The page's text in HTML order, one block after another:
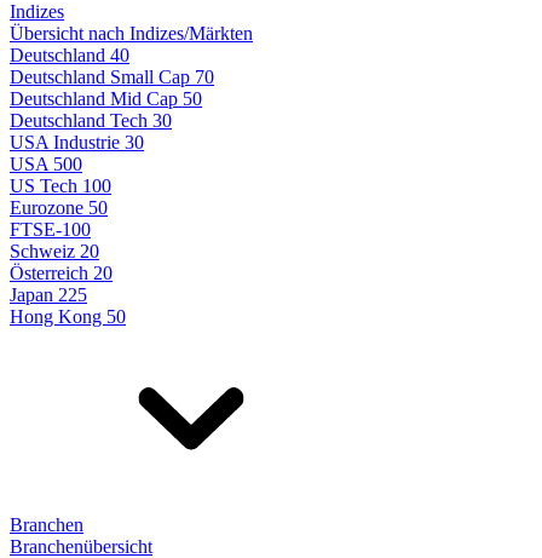
Indizes
Übersicht nach Indizes/Märkten
Deutschland 40
Deutschland Small Cap 70
Deutschland Mid Cap 50
Deutschland Tech 30
USA Industrie 30
USA 500
US Tech 100
Eurozone 50
FTSE-100
Schweiz 20
Österreich 20
Japan 225
Hong Kong 50
Branchen
Branchenübersicht